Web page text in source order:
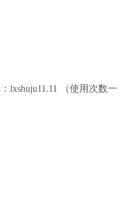
lxshuju11.11
（使用次数一